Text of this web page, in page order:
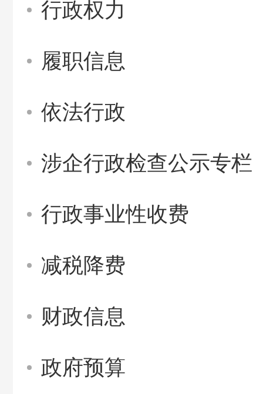
行政权力
履职信息
依法行政
涉企行政检查公示专栏
行政事业性收费
减税降费
财政信息
政府预算